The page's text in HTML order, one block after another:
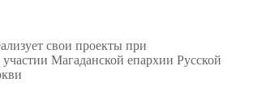
свои проекты при
Магаданской епархии Русской